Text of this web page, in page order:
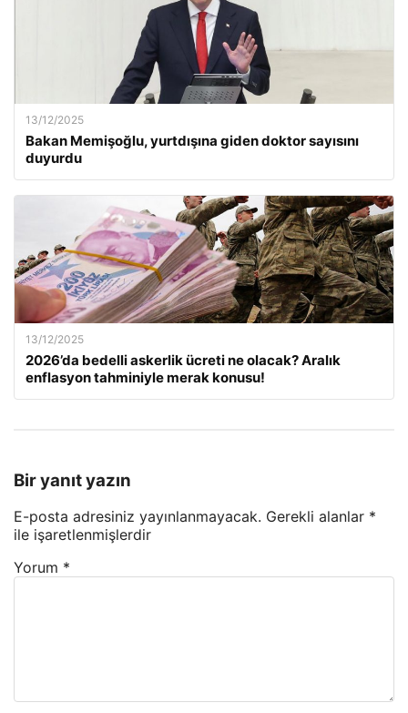
13/12/2025
Bakan Memişoğlu, yurtdışına giden doktor sayısını
duyurdu
13/12/2025
2026’da bedelli askerlik ücreti ne olacak? Aralık
enflasyon tahminiyle merak konusu!
Bir yanıt yazın
E-posta adresiniz yayınlanmayacak. Gerekli alanlar *
ile işaretlenmişlerdir
Yorum *